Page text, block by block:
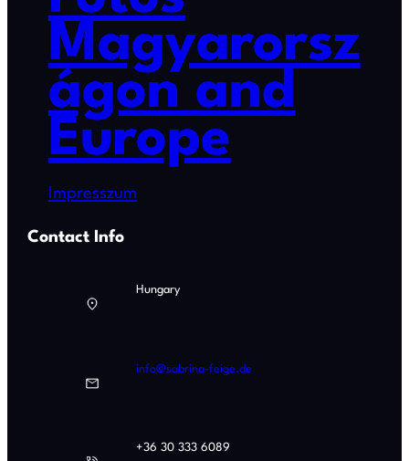
Magyarorsz
ágon and
Europe
Impresszum
Contact Info
Hungary
info@sabrina-feige.de
+36 30 333 6089